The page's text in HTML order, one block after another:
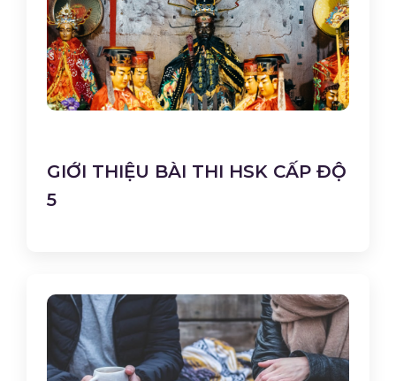
GIỚI THIỆU BÀI THI HSK CẤP ĐỘ
5